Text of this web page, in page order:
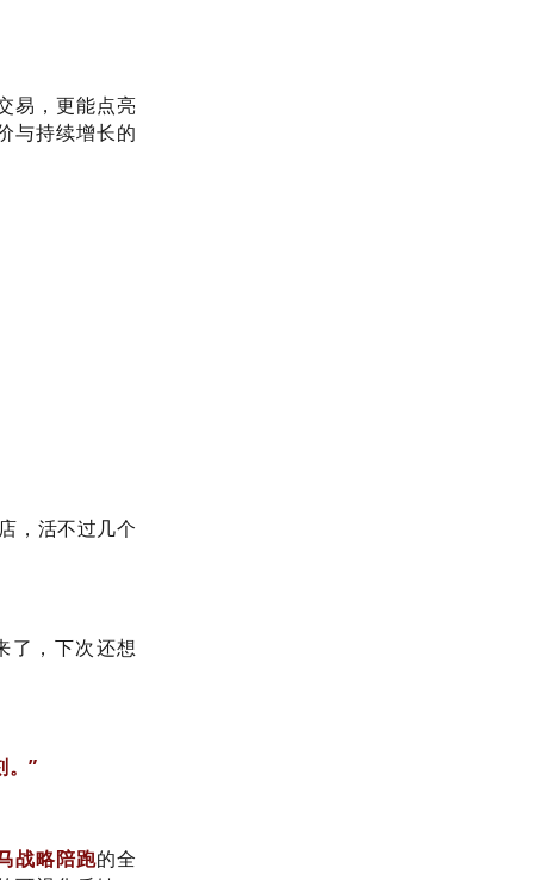
易，更能点亮
与持续增长的
，活不过几个
，下次还想
。”
战略陪跑的全